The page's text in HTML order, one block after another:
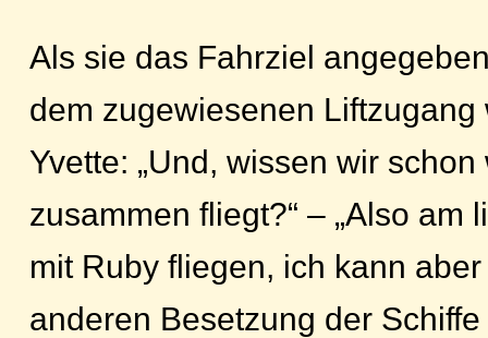
Als sie das Fahrziel
dem zugewiesenen Liftzugang
Yvette: „Und, wissen wir
zusammen fliegt?“ – „Also am
mit Ruby fliegen, ich kann
anderen Besetzung der Schiffe